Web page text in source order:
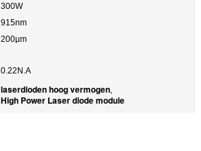
300W
915nm
200µm
0.22N.A
laserdioden hoog vermogen,
High Power Laser diode module